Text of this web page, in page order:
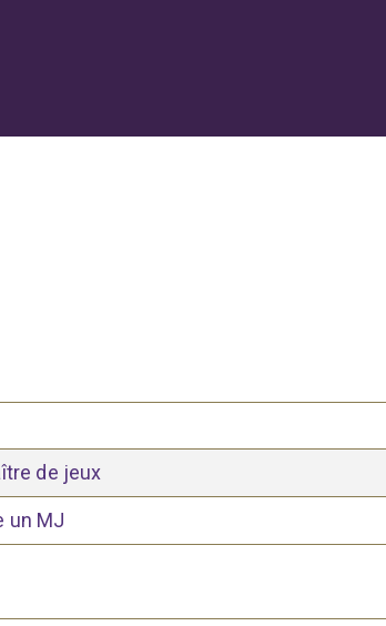
de jeux
un MJ